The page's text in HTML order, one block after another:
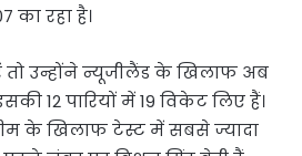
का रहा है।
तो उन्होंने न्यूजीलैंड के खिलाफ अब
12 पारियों में 19 विकेट लिए हैं।
के खिलाफ टेस्ट में सबसे ज्यादा